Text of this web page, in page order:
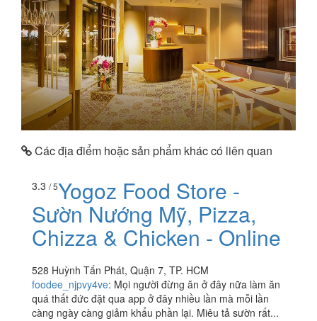
Các địa điểm hoặc sản phẩm khác có liên quan
3.3 / 5Yogoz Food Store -
Sườn Nướng Mỹ, Pizza,
Chizza & Chicken - Online
528 Huỳnh Tấn Phát, Quận 7, TP. HCM
foodee_njpvy4ve: Mọi người đừng ăn ở đây nữa làm ăn
quá thất đức đặt qua app ở đây nhiều lần mà mỗi lần
càng ngày càng giảm khẩu phần lại. Miêu tả sườn rất...